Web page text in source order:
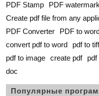
PDF Stamp
PDF watermark
Create pdf file from any
PDF Converter
PDF to
convert pdf to word
pdf to tiff
pdf to image create pdf pdf
doc
Популярные